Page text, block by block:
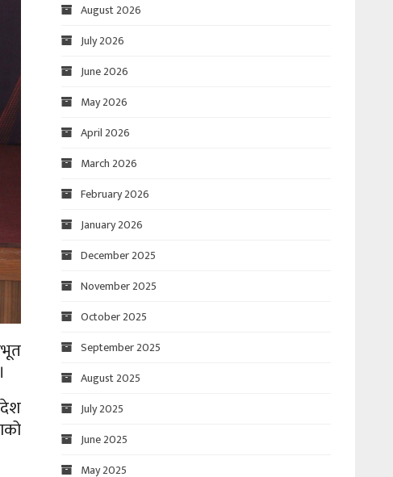
August 2026
July 2026
June 2026
May 2026
April 2026
March 2026
February 2026
January 2026
December 2025
November 2025
October 2025
September 2025
August 2025
July 2025
June 2025
May 2025